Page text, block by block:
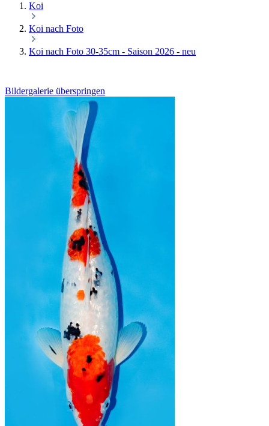
Koi
Koi nach Foto
Koi nach Foto 30-35cm - Saison 2026 - neu
Bildergalerie überspringen